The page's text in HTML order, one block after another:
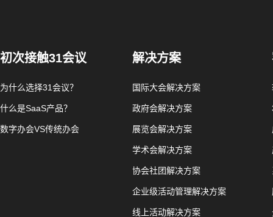
初次接触31会议
为什么选择31会议？
什么是SaaS产品？
数字办会VS传统办会
解决方案
国际大会解决方案
政府会解决方案
展览会解决方案
学术会解决方案
协会社团解决方案
企业级活动管理解决方案
线上活动解决方案